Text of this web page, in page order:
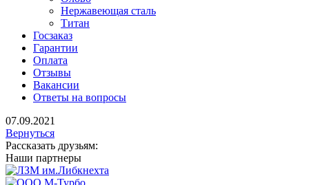
Нержавеющая сталь
Титан
Госзаказ
Гарантии
Оплата
Отзывы
Вакансии
Ответы на вопросы
07.09.2021
Вернуться
Рассказать друзьям:
Наши партнеры